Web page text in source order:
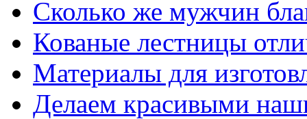
Сколько же мужчин
Кованые лестницы
Материалы для
Делаем красивыми